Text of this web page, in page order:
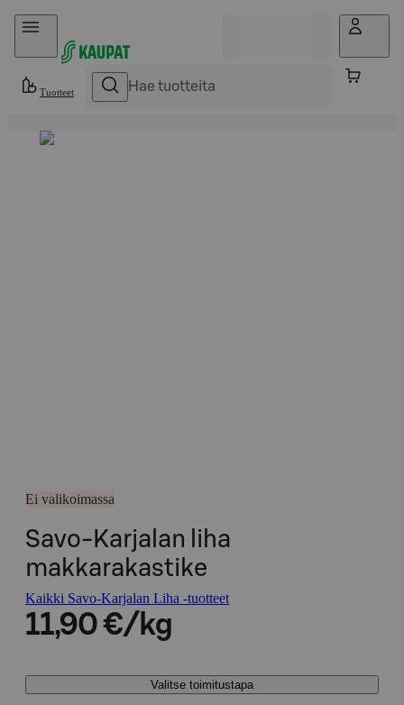
Hyppää sisältöön
Tuotteet
Ei valikoimassa
Savo-Karjalan liha
makkarakastike
Kaikki Savo-Karjalan Liha -tuotteet
11,90 €/kg
Valitse toimitustapa